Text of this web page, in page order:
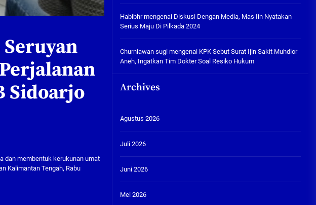
Sidoarjo
dan membentuk kerukunan umat
Kalimantan Tengah, Rabu
Habibhrmengenai Diskusi Dengan Media, Mas Iin Nyatakan
Serius Maju Di Pilkada 2024
Churniawan sugimengenai KPK Sebut Surat Ijin Sakit Muhdlor
Aneh, Ingatkan Tim Dokter Soal Resiko Hukum
Archives
Agustus 2026
Juli 2026
Juni 2026
Mei 2026